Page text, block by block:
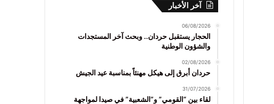
آخر الأخبار
06/08/2026
الحجار يستقبل حردان.. وبحث آخر المستجدات
والشؤون الوطنية
02/08/2026
حردان أبرق إلى هيكل مهنئاً بمناسبة عيد الجيش
31/07/2026
لقاء بين “القومي” و”الشعبية” في صيدا لمواجهة